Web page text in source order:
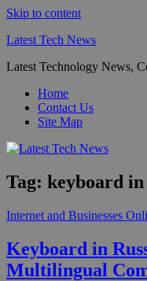
Skip to content
Latest Tech News
Latest Technology News,
Home
Contact Us
Site Map
Tag: keyboard in
Internet and Businesses
Keyboard in
Multilingual